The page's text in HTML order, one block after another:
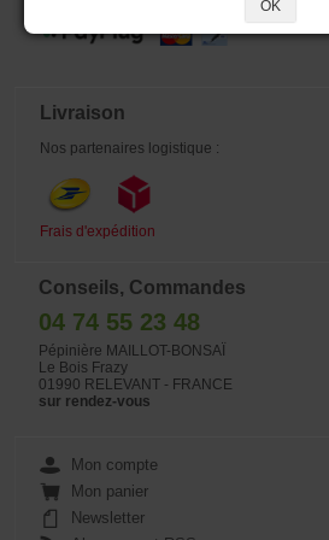
Livraison
Nos partenaires logistique :
Frais d'expédition
Conseils, Commandes
04 74 55 23 48
Pépinière MAILLOT-BONSAÏ
Le Bois Frazy
01990 RELEVANT - FRANCE
sur rendez-vous
Mon compte
Mon panier
Newsletter
OK